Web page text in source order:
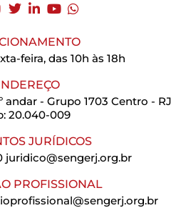
feira, das 10h às 18h
andar - Grupo 1703 Centro - RJ
20.040-009
JURÍDICOS
juridico@sengerj.org.br
PROFISSIONAL